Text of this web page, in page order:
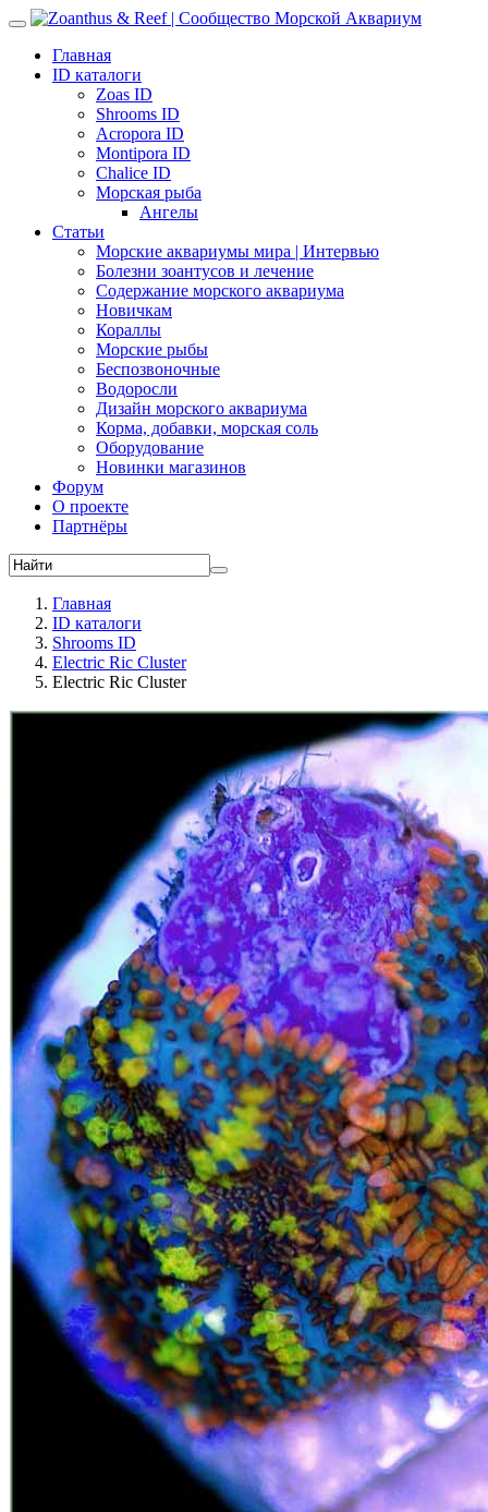
Главная
ID каталоги
Zoas ID
Shrooms ID
Acropora ID
Montipora ID
Chalice ID
Морская рыба
Ангелы
Статьи
Морские аквариумы мира | Интервью
Болезни зоантусов и лечение
Содержание морского аквариума
Новичкам
Кораллы
Морские рыбы
Беспозвоночные
Водоросли
Дизайн морского аквариума
Корма, добавки, морская соль
Оборудование
Новинки магазинов
Форум
О проекте
Партнёры
Главная
ID каталоги
Shrooms ID
Electric Ric Cluster
Electric Ric Cluster